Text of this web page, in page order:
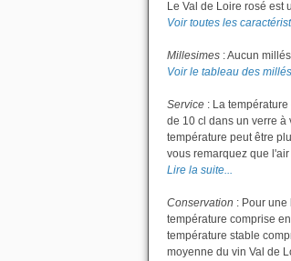
Le Val de Loire rosé est
Voir toutes les
Millesimes : Aucun
Voir le tableau des
Service : La
de 10 cl dans un verre à
température peut être
vous remarquez que
Lire la suite...
Conservation : Pour
température comprise
température stable
moyenne du vin Val de